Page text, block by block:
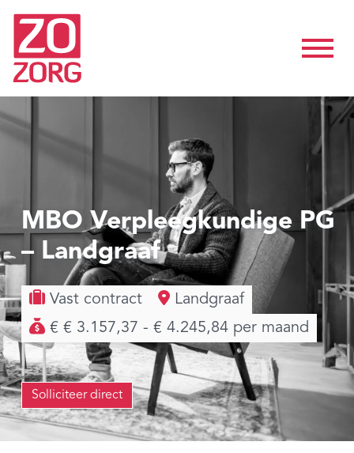
MBO Verpleegkundige PG
– Landgraaf
Vast contract
Landgraaf
€ € 3.157,37 - € 4.245,84 per maand
Solliciteer direct